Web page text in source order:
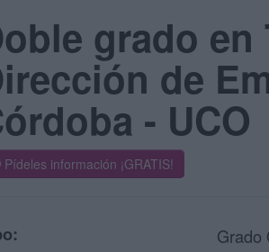
grado
de
- UCO
Pídeles información ¡GRATIS!
Grado